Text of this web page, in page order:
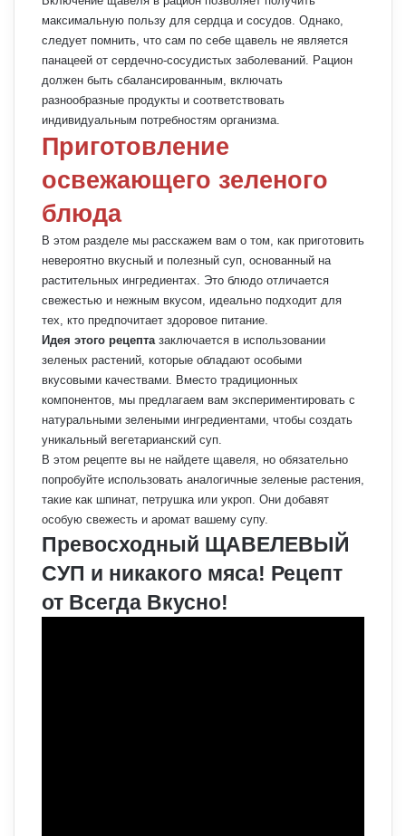
максимальную пользу для сердца и сосудов. Однако,
следует помнить, что сам по себе щавель не является
панацеей от сердечно-сосудистых заболеваний. Рацион
должен быть сбалансированным, включать
разнообразные продукты и соответствовать
индивидуальным потребностям организма.
Приготовление
освежающего зеленого
блюда
В этом разделе мы расскажем вам о том, как приготовить
невероятно вкусный и полезный суп, основанный на
растительных ингредиентах. Это блюдо отличается
свежестью и нежным вкусом, идеально подходит для
тех, кто предпочитает здоровое питание.
Идея этого рецепта заключается в использовании
зеленых растений, которые обладают особыми
вкусовыми качествами. Вместо традиционных
компонентов, мы предлагаем вам экспериментировать с
натуральными зелеными ингредиентами, чтобы создать
уникальный вегетарианский суп.
В этом рецепте вы не найдете щавеля, но обязательно
попробуйте использовать аналогичные зеленые растения,
такие как шпинат, петрушка или укроп. Они добавят
особую свежесть и аромат вашему супу.
Превосходный ЩАВЕЛЕВЫЙ
СУП и никакого мяса! Рецепт
от Всегда Вкусно!